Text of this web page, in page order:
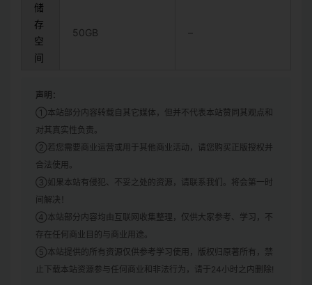
储
存
空
间
50GB –
声明：
①本站部分内容转载自其它媒体，但并不代表本站赞同其观点和
对其真实性负责。
②若您需要商业运营或用于其他商业活动，请您购买正版授权并
合法使用。
③如果本站有侵犯、不妥之处的资源，请联系我们。将会第一时
间解决！
④本站部分内容均由互联网收集整理，仅供大家参考、学习，不
存在任何商业目的与商业用途。
⑤本站提供的所有资源仅供参考学习使用，版权归原著所有，禁
止下载本站资源参与任何商业和非法行为，请于24小时之内删除!